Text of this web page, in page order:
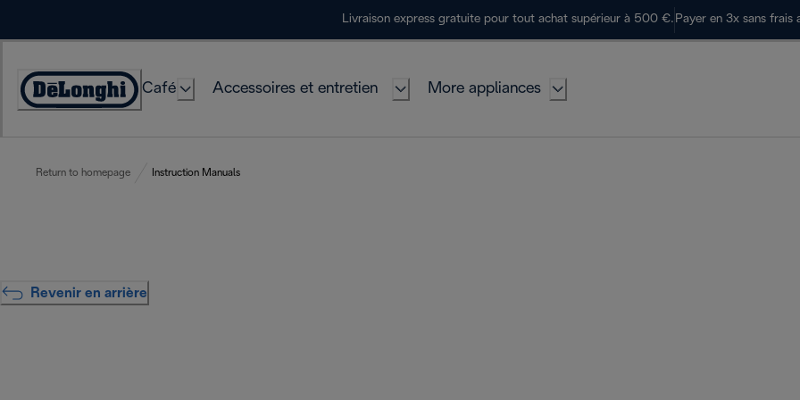
Livraison express gratuite pour tout achat supérieur à 500 €. Payer en 3x sans frais
Déclaration
Café Accessoires et entretien More appliances
Return to homepage Instruction Manuals
Revenir en arrière